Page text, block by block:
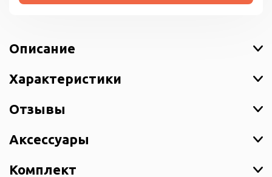
Описание
Характеристики
Отзывы
Аксессуары
Комплект